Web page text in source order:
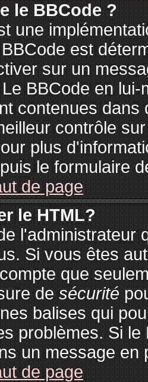
le BBCode ?
une
est
sur un
BBCode en
contenues
contrôle
plus
le formulaire
de page
le HTML?
l'administrateur
Si vous êtes
que
desécurité
balises qui
problèmes. Si
un message en
de page